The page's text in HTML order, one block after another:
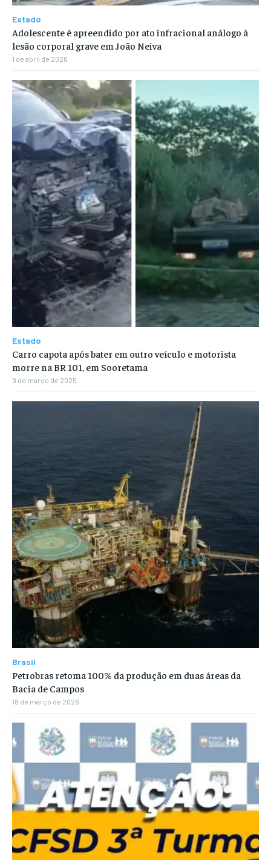
Estado
Adolescente é apreendido por ato infracional análogo à
lesão corporal grave em João Neiva
1 de abril de 2026
Estado
Carro capota após bater em outro veículo e motorista
morre na BR 101, em Sooretama
9 de março de 2025
Brasil
Petrobras retoma 100% da produção em duas áreas da
Bacia de Campos
18 de março de 2026